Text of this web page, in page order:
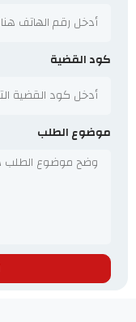
كود القضية
موضوع الطلب